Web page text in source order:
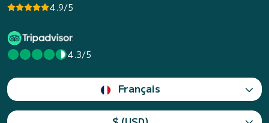
4.9/5
4.3/5
Français